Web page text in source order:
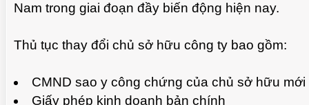
Nam trong giai đoạn đầy biến động hiện nay.
Thủ tục thay đổi chủ sở hữu công ty bao gồm:
CMND sao y công chứng của chủ sở hữu mới
Giấy phép kinh doanh bản chính